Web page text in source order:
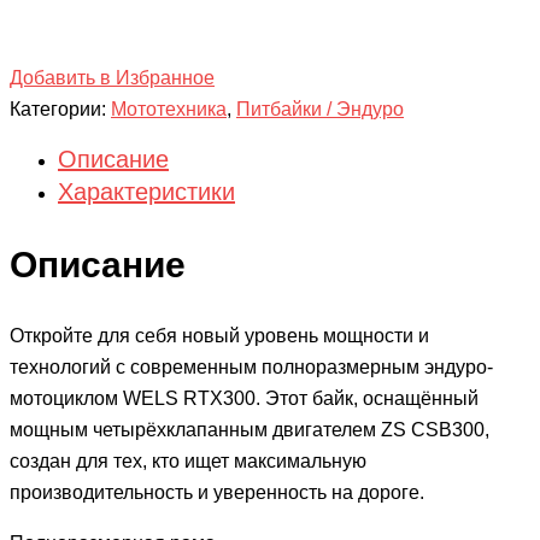
Добавить в Избранное
Категории: Мототехника, Питбайки / Эндуро
Описание
Характеристики
Описание
Откройте для себя новый уровень мощности и
технологий с современным полноразмерным эндуро-
мотоциклом WELS RTX300. Этот байк, оснащённый
мощным четырёхклапанным двигателем ZS CSB300,
создан для тех, кто ищет максимальную
производительность и уверенность на дороге.